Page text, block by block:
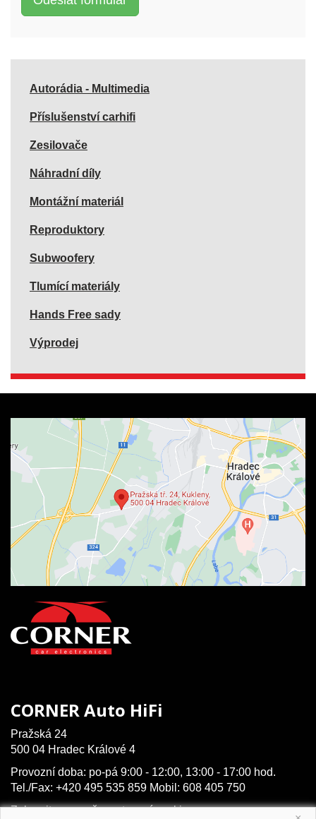
Autorádia - Multimedia
Příslušenství carhifi
Zesilovače
Náhradní díly
Montážní materiál
Reproduktory
Subwoofery
Tlumící materiály
Hands Free sady
Výprodej
CORNER Auto HiFi
Pražská 24
500 04 Hradec Králové 4
Provozní doba: po-pá 9:00 - 12:00, 13:00 - 17:00 hod.
Tel./Fax: +420 495 535 859 Mobil: 608 405 750
Zobrazit na mapě,nastavení cookies